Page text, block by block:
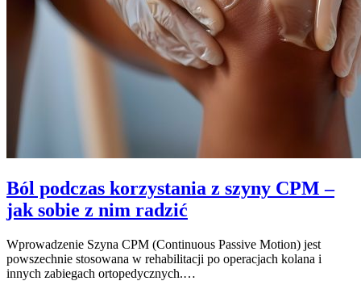
Ból podczas korzystania z szyny CPM –
jak sobie z nim radzić
Wprowadzenie Szyna CPM (Continuous Passive Motion) jest
powszechnie stosowana w rehabilitacji po operacjach kolana i
innych zabiegach ortopedycznych.…